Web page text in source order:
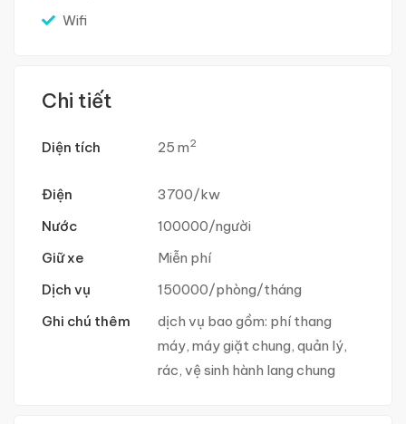
Wifi
Chi tiết
Diện tích 25 m2
Điện
3700/kw
Nước
100000/người
Giữ xe
Miễn phí
Dịch vụ
150000/phòng/tháng
Ghi chú thêm
dịch vụ bao gồm: phí thang
máy, máy giặt chung, quản lý,
rác, vệ sinh hành lang chung